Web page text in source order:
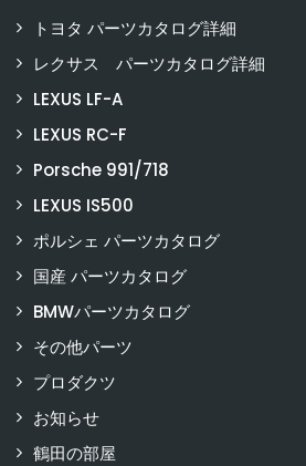
トヨタ パーツカタログ詳細
レクサス パーツカタログ詳細
LEXUS LF-A
LEXUS RC-F
Porsche 991/718
LEXUS IS500
ポルシェ パーツカタログ
国産 パーツカタログ
BMWパーツカタログ
その他パーツ
プロダクツ
お知らせ
鶴田の部屋